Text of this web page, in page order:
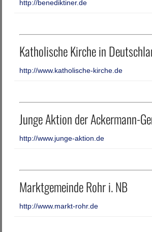
http://benediktiner.de
Katholische Kirche in
http://www.katholische-kirche.de
Junge Aktion der Ackermann-
http://www.junge-aktion.de
Marktgemeinde Rohr i. NB
http://www.markt-rohr.de